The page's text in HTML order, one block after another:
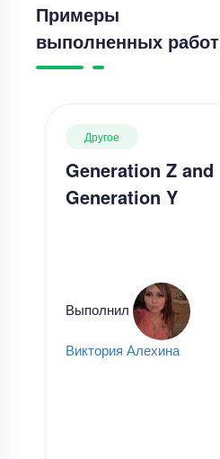
Примеры
выполненных работ
Другое
Generation Z and
Generation Y
Выполнил
Виктория Алехина